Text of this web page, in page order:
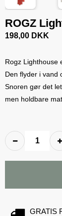
ROGZ
198,00 DKK
Rogz Lighthouse
Den flyder i vand
Snoren gør det
men holdbare
GRATIS